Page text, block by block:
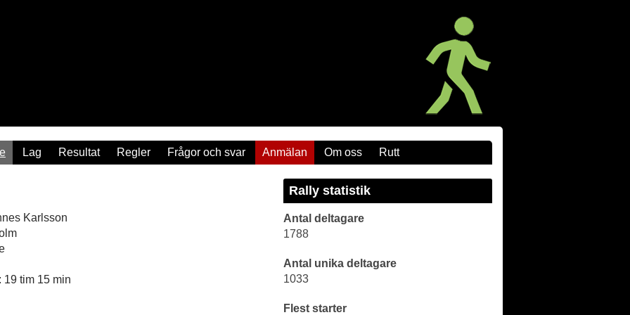
Lag Resultat Regler Frågor och svar Anmälan Om oss Rutt
Karlsson
19 tim 15 min
Rally statistik
Antal deltagare
1788
Antal unika deltagare
1033
Flest starter